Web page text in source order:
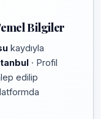
Bilgiler
kaydıyla
· Profil
edilip